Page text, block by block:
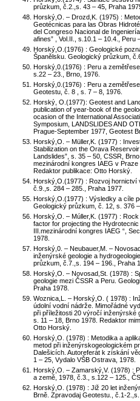
průzkum, č.2.,s. 43 – 45, Praha
Horský,O. – Drozd,K. (1975) :
Geotécnicas para las Obras
del Congreso Nacional de
afines” , Vol.II., s.10.1 – 10.4., Peru
Horský,O.(1976) : Geologické
Španělsku. Geologický průzkum,
Horský,0.(1976) : Peru a
s.22 – 23., Brno, 1976.
Horský,0.(1976) : Peru a
Geotestu, č. 8 , s. 7 – 8, 1976.
Horský, O.(1977): Geotest and
publication of year-book of the
ocasion of the International
Symposium, LANDSLIDES AND
Prague-September 1977, Geotest
Horský,O. – Müller,K. (1977) :
Stabilization on the Orava
Landslides”, s. 35 – 50, CSSR,
mezinárodní kongres IAEG v
Redaktor publikace: Otto Horský.
Horský,O.(1977) : Rozvoj hornictví
č.9.,s. 284 – 285., Praha 1977.
Horský,O.(1977) : Výsledky a cíle
Geologický průzkum, č. 12, s. 376
Horský,O. – Múller,K. (1977) :
factor for projecting the
III.mezinárodní kongres IAEG “,
1978.
Horský,0. – Neubauer,M. –
inženýrské geologie a
průzkum, č.7.,s. 194 – 196., Praha
Horský,O. – Novosad,St. (1978) :
geologie mezi ČSSR a Peru.
Praha 1978.
Woznica,L. – Horský,O. ( 1978) :
údolní vodní nádrže. Mimořádné
při příležitosti 20 výročí inženýrské
s. 11 – 18, Brno 1978. Redaktor
Otto Horský.
Horský,O. (1978) : Metodika a
metod při inženýrskogeologickém
Dalešicích. Autoreferát k získání
1 – 25, Vydalo VŠB Ostrava, 1978.
Horský,O. – Zamarský,V. (1978) :
a země, 1978, č.3., s.122 – 125.,
Horský,O. (1978) : Již 20 let
Brně. Zpravodaj Geotestu., č.1-2.,s.